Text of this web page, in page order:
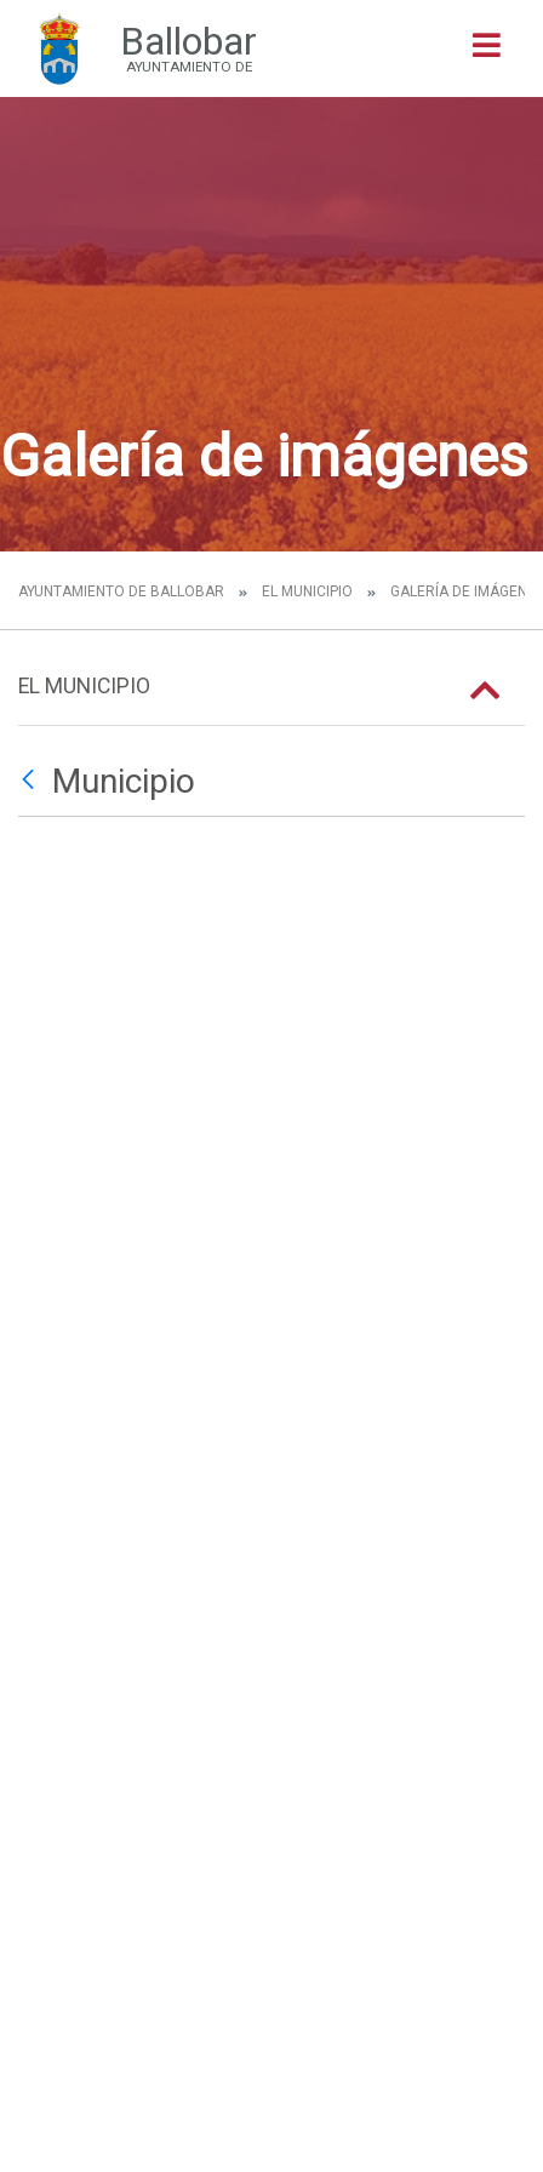
Ballobar
AYUNTAMIENTO DE
Galería de imágenes
AYUNTAMIENTO DE BALLOBAR EL MUNICIPIO GALERÍA DE IMÁGENES
EL MUNICIPIO
Municipio